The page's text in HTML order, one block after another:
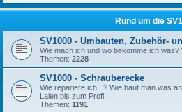
Rund um die
SV1000 - Umbauten, Zubehör-
Wie mach ich und wo bekomme ich
Themen: 2228
SV1000 - Schrauberecke
Wie repariere ich...? Wie baut man was
Laien bis zum Profi.
Themen: 1191